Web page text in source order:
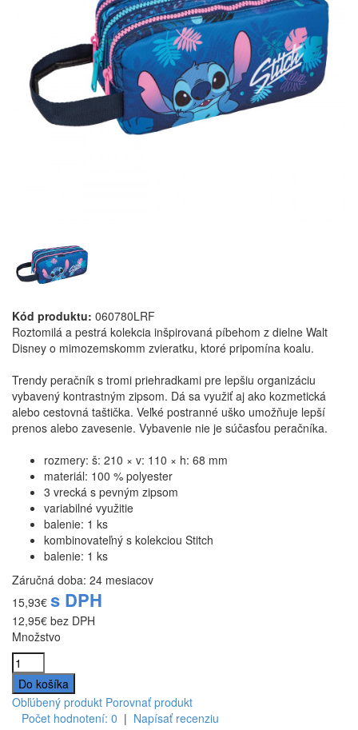
Kód produktu: 060780LRF
Roztomilá a pestrá kolekcia inšpirovaná píbehom z dielne Walt
Disney o mimozemskomm zvieratku, ktoré pripomína koalu.
Trendy peračník s tromi priehradkami pre lepšiu organizáciu
vybavený kontrastným zipsom. Dá sa využiť aj ako kozmetická
alebo cestovná taštička. Veľké postranné uško umožňuje lepší
prenos alebo zavesenie. Vybavenie nie je súčasťou peračníka.
rozmery: š: 210 × v: 110 × h: 68 mm
materiál: 100 % polyester
3 vrecká s pevným zipsom
variabilné využitie
balenie: 1 ks
kombinovateľný s kolekciou Stitch
balenie: 1 ks
Záručná doba: 24 mesiacov
15,93€ s DPH
12,95€ bez DPH
Množstvo
Obľúbený produkt Porovnať produkt
Počet hodnotení: 0 | Napísať recenziu